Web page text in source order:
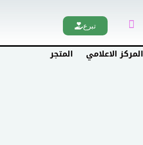
تبرع
المركز الاعلامي
المتجر